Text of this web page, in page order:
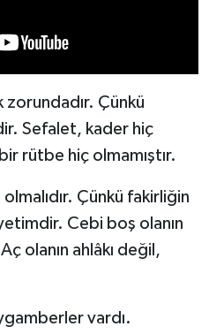
Çünkü
Sefalet, kader hiç
rütbe hiç olmamıştır.
Çünkü fakirliğin
Cebi boş olanın
olanın ahlâkı değil,
vardı.